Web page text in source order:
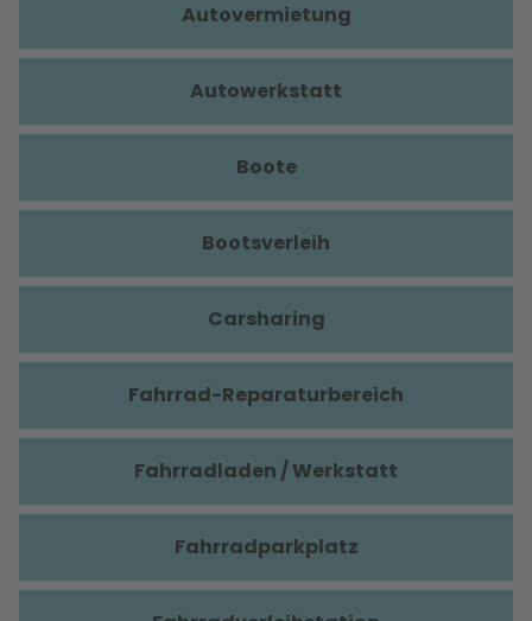
Autovermietung
Autowerkstatt
Boote
Bootsverleih
Carsharing
Fahrrad-Reparaturbereich
Fahrradladen / Werkstatt
Fahrradparkplatz